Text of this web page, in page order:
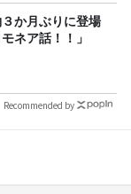
ネア話！！」
Recommended by